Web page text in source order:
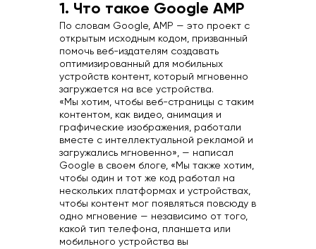
1. Что такое Google AMP
По словам Google, AMP — это проект с
открытым исходным кодом, призванный
помочь веб-издателям создавать
оптимизированный для мобильных
устройств контент, который мгновенно
загружается на все устройства.
«Мы хотим, чтобы веб-страницы с таким
контентом, как видео, анимация и
графические изображения, работали
вместе с интеллектуальной рекламой и
загружались мгновенно», — написал
Google в своем блоге, «Мы также хотим,
чтобы один и тот же код работал на
нескольких платформах и устройствах,
чтобы контент мог появляться повсюду в
одно мгновение — независимо от того,
какой тип телефона, планшета или
мобильного устройства вы